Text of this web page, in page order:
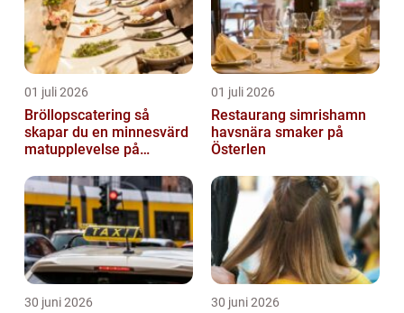
01 juli 2026
Bröllopscatering så
skapar du en minnesvärd
matupplevelse på
01 juli 2026
Restaurang simrishamn
havsnära smaker på
Österlen
30 juni 2026 30 juni 2026